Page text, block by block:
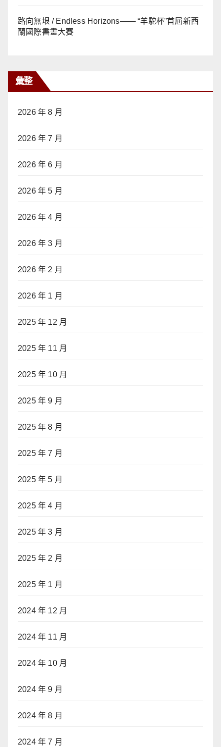
路向無垠 / Endless Horizons—— “羊駝杯”首屆新西
蘭國際書畫大賽
彙整
2026 年 8 月
2026 年 7 月
2026 年 6 月
2026 年 5 月
2026 年 4 月
2026 年 3 月
2026 年 2 月
2026 年 1 月
2025 年 12 月
2025 年 11 月
2025 年 10 月
2025 年 9 月
2025 年 8 月
2025 年 7 月
2025 年 5 月
2025 年 4 月
2025 年 3 月
2025 年 2 月
2025 年 1 月
2024 年 12 月
2024 年 11 月
2024 年 10 月
2024 年 9 月
2024 年 8 月
2024 年 7 月